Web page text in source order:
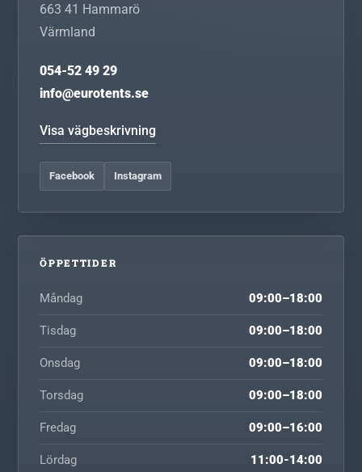
663 41 Hammarö
Värmland
054-52 49 29
info@eurotents.se
Visa vägbeskrivning
Facebook Instagram
ÖPPETTIDER
Måndag 09:00–18:00
Tisdag 09:00–18:00
Onsdag 09:00–18:00
Torsdag 09:00–18:00
Fredag 09:00–16:00
Lördag 11:00-14:00